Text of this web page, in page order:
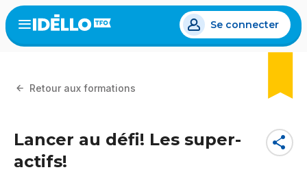
Aller
au
contenu
Open
menu
Se connecter
Retour aux formations
Lancer au défi! Les super-
actifs!
share